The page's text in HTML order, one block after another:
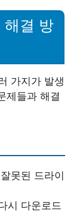
해결 방
가지가 발생
제들과 해결
못된 드라이
시 다운로드